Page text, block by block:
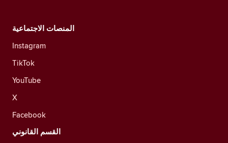
المنصات الاجتماعية
Instagram
TikTok
YouTube
X
Facebook
القسم القانوني